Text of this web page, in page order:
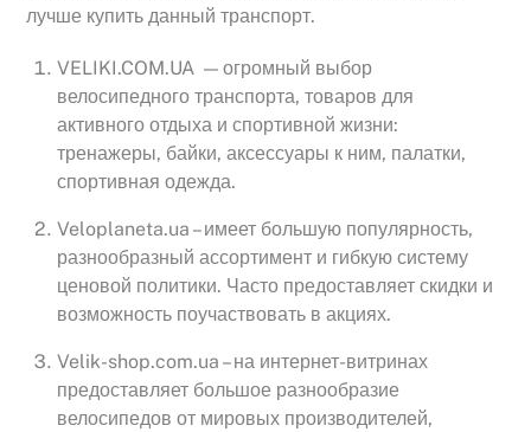
лучше купить данный транспорт.
VELIKI.COM.UA — огромный выбор
велосипедного транспорта, товаров для
активного отдыха и спортивной жизни:
тренажеры, байки, аксессуары к ним, палатки,
спортивная одежда.
Veloplaneta.ua – имеет большую популярность,
разнообразный ассортимент и гибкую систему
ценовой политики. Часто предоставляет скидки и
возможность поучаствовать в акциях.
Velik-shop.com.ua – на интернет-витринах
предоставляет большое разнообразие
велосипедов от мировых производителей,